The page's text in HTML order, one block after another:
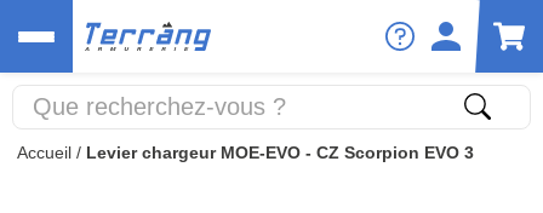
Accueil / Levier chargeur MOE-EVO - CZ Scorpion EVO 3